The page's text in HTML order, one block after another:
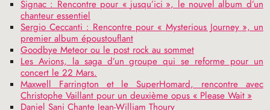
Signac : Rencontre pour « jusqu’ici », le nouvel album d’un
chanteur essentiel
Sergio Ceccanti : Rencontre pour « Mysterious Journey », un
premier album époustouflant
Goodbye Meteor ou le post rock au sommet
Les Avions, la saga d’un groupe qui se reforme pour un
concert le 22 Mars.
Maxwell Farrington et le SuperHomard, rencontre avec
Christophe Vaillant pour un deuxième opus « Please Wait »
Daniel Sani Chante Jean-William Thoury